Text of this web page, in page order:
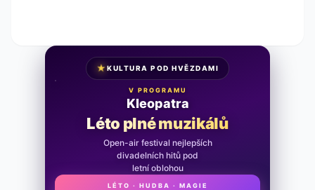
★KULTURA POD HVĚZDAMI
V PROGRAMU
Kleopatra
Léto plné muzikálů
Open-air festival nejlepších
divadelních hitů pod
letní oblohou
LÉTO · HUDBA · MAGIE